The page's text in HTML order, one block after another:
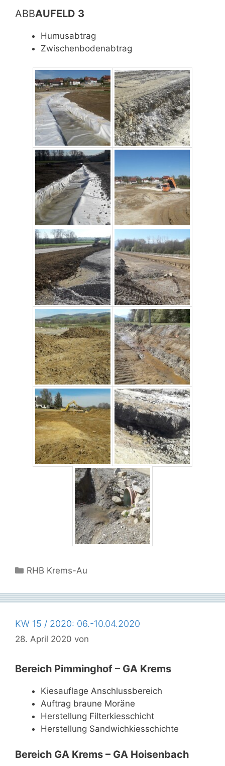
ABBAUFELD 3
Humusabtrag
Zwischenbodenabtrag
Kategorien
RHB Krems-Au
KW 15 / 2020: 06.-10.04.2020
28. April 2020 von
Bereich Pimminghof – GA Krems
Kiesauflage Anschlussbereich
Auftrag braune Moräne
Herstellung Filterkiesschicht
Herstellung Sandwichkiesschichte
Bereich GA Krems – GA Hoisenbach